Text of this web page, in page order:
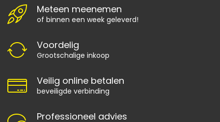
Meteen meenemen
of binnen een week geleverd!
Voordelig
Grootschalige inkoop
Veilig online betalen
beveiligde verbinding
Professioneel advies